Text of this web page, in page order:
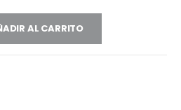
AL CARRITO